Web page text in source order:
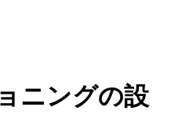
ニングの設